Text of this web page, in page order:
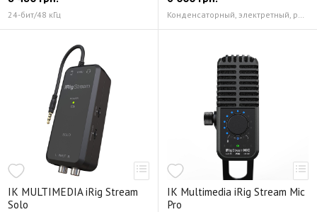
24-бит/48 кГц Конденсаторный, электретный, размер капсюля 0,55" Кардиоидная
IK MULTIMEDIA iRig Stream
Solo
IK Multimedia iRig Stream Mic
Pro